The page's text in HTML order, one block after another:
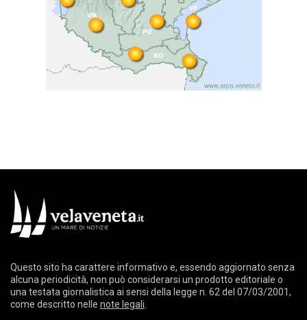
Questo sito ha carattere informativo e, essendo aggiornato senza
alcuna periodicità, non può considerarsi un prodotto editoriale o
una testata giornalistica ai sensi della legge n. 62 del 07/03/2001,
come descritto nelle note legali.